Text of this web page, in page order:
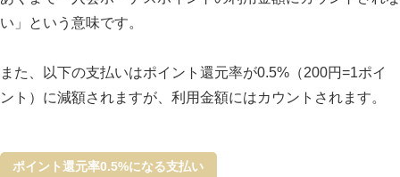
を入力する
る
アメックスゴールドプリファードカードを発行し
い」という意味です。
また、以下の支払いはポイント還元率が0.5%（200円=1ポイ
ント）に減額されますが、利用金額にはカウントされます。
ポイント還元率0.5%になる支払い